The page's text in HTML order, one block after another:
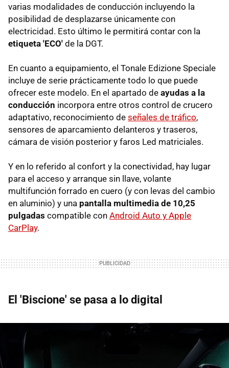
varias modalidades de conducción incluyendo la
posibilidad de desplazarse únicamente con
electricidad. Esto último le permitirá contar con la
etiqueta 'ECO' de la DGT.
En cuanto a equipamiento, el Tonale Edizione Speciale
incluye de serie prácticamente todo lo que puede
ofrecer este modelo. En el apartado de ayudas a la
conducción incorpora entre otros control de crucero
adaptativo, reconocimiento de señales de tráfico,
sensores de aparcamiento delanteros y traseros,
cámara de visión posterior y faros Led matriciales.
Y en lo referido al confort y la conectividad, hay lugar
para el acceso y arranque sin llave, volante
multifunción forrado en cuero (y con levas del cambio
en aluminio) y una pantalla multimedia de 10,25
pulgadas compatible con Android Auto y Apple
CarPlay.
El 'Biscione' se pasa a lo digital